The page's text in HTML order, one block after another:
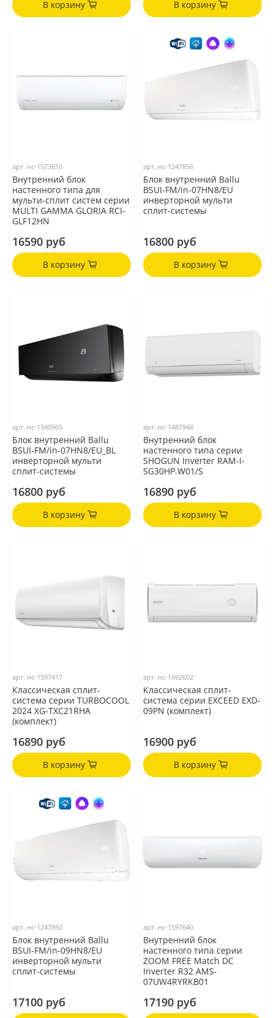
В корзину В корзину
арт. нс-1573610
Внутренний блок
настенного типа для
мульти-сплит систем серии
MULTI GAMMA GLORIA RCI-
GLF12HN
16590 руб
В корзину
арт. нс-1247856
Блок внутренний Ballu
BSUI-FM/in-07HN8/EU
инверторной мульти
сплит-системы
16800 руб
В корзину
арт. нс-1340965
Блок внутренний Ballu
BSUI-FM/in-07HN8/EU_BL
инверторной мульти
сплит-системы
16800 руб
В корзину
арт. нс-1487948
Внутренний блок
настенного типа серии
SHOGUN Inverter RAM-I-
SG30HP.W01/S
16890 руб
В корзину
арт. нс-1597417
Классическая сплит-
система серии TURBOCOOL
2024 XG-TXC21RHA
(комплект)
16890 руб
В корзину
арт. нс-1692602
Классическая сплит-
система серии EXCEED EXD-
09PN (комплект)
16900 руб
В корзину
арт. нс-1247892
Блок внутренний Ballu
BSUI-FM/in-09HN8/EU
инверторной мульти
сплит-системы
17100 руб
арт. нс-1597640
Внутренний блок
настенного типа серии
ZOOM FREE Match DC
Inverter R32 AMS-
07UW4RYRKB01
17190 руб